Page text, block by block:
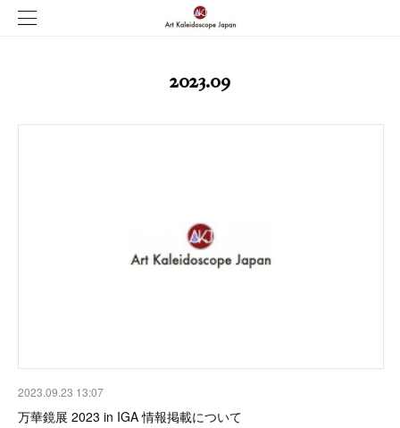
2023.09
2023.09.23 13:07
万華鏡展 2023 in IGA 情報掲載について